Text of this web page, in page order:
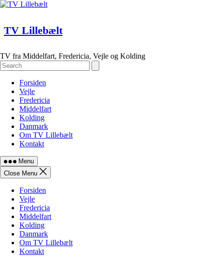
Skip
TV Lillebælt
TV fra Middelfart, Fredericia, Vejle og Kolding
Forsiden
Vejle
Fredericia
Middelfart
Kolding
Danmark
Om TV Lillebælt
Kontakt
Menu
Close Menu
Forsiden
Vejle
Fredericia
Middelfart
Kolding
Danmark
Om TV Lillebælt
Kontakt